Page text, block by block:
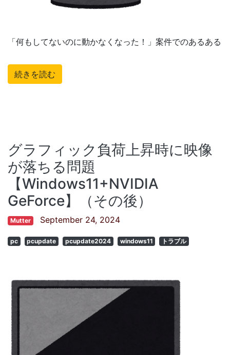
「何もしてないのに動かなくなった！」案件でのあるある
続きを読む
グラフィック負荷上昇時に映像
が落ちる問題
【Windows11+NVIDIA
GeForce】（その後）
Mutter September 24, 2024
pc pcupdate pcupdate2024 windows11 トラブル